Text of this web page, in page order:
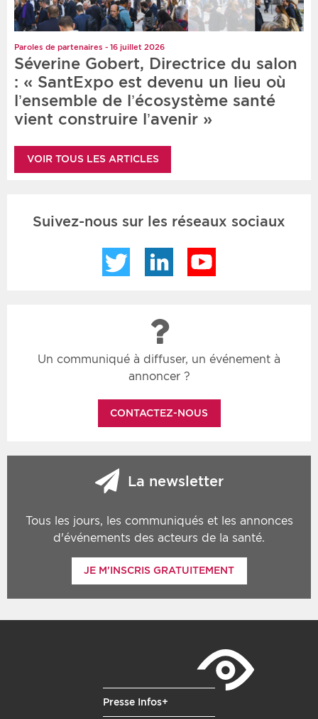
Paroles de partenaires - 16 juillet 2026
Séverine Gobert, Directrice du salon
: « SantExpo est devenu un lieu où
l’ensemble de l’écosystème santé
vient construire l’avenir »
VOIR TOUS LES ARTICLES
Suivez-nous sur les réseaux sociaux
Twitter LinkedIn
Un communiqué à diffuser, un événement à
annoncer ?
CONTACTEZ-NOUS
La newsletter
Tous les jours, les communiqués et les annonces
d'événements des acteurs de la santé.
JE M'INSCRIS GRATUITEMENT
Presse Infos+